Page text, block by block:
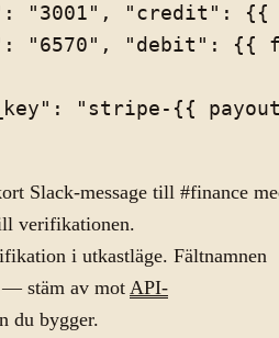
"3001", "credit": {{
"6570", "debit": {{
"stripe-{{
Slack-message till #finance
verifikationen.
i utkastläge. Fältnamnen
— stäm av mot API-
du bygger.